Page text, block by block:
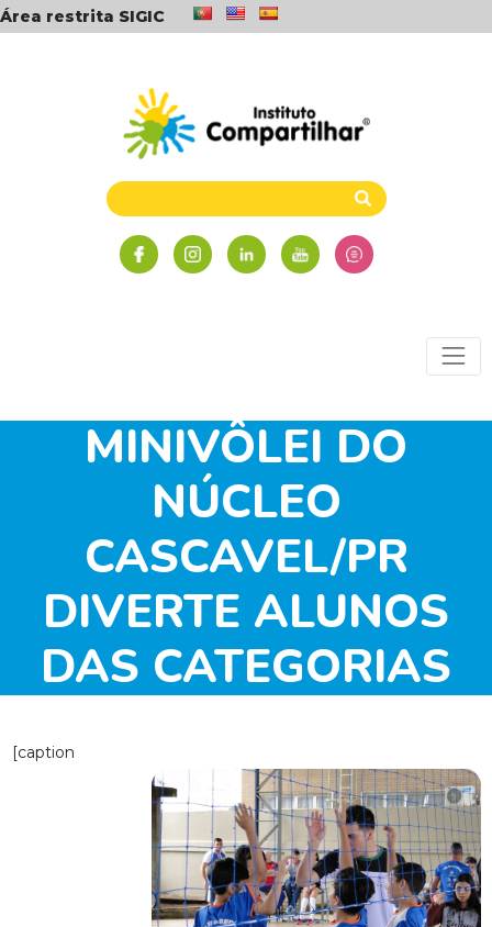
Área restrita SIGIC
MINIVÔLEI DO
NÚCLEO
CASCAVEL/PR
DIVERTE ALUNOS
DAS CATEGORIAS
[caption